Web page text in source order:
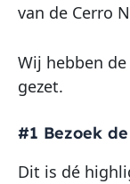
van de Cerro
Wij hebben
gezet.
#1 Bezoek
Dit is dé